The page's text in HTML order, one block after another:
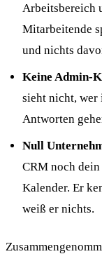
Arbeitsbereich
Mitarbeitende
und nichts
Keine Admin-
sieht nicht,
Antworten
Null
CRM noch dein
Kalender. Er
weiß er nichts.